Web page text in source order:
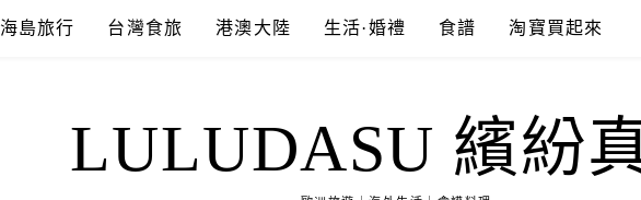
海島旅行 台灣食旅 港澳大陸 生活·婚禮 食譜 淘寶買起來
LULUDASU 繽紛